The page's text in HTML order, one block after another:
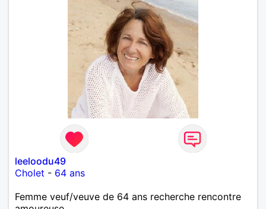
leeloodu49
Cholet - 64 ans
Femme veuf/veuve de 64 ans recherche rencontre